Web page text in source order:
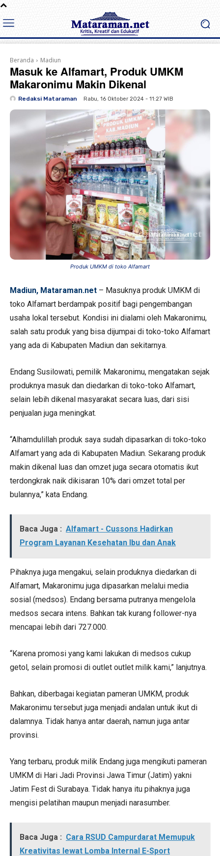
Beranda Madiun
Masuk ke Alfamart, Produk UMKM
Makaronimu Makin Dikenal
Redaksi Mataraman Rabu, 16 Oktober 2024 - 11:27 WIB
Produk UMKM di toko Alfamart
Madiun, Mataraman.net – Masuknya produk UMKM di
toko Alfamart berdampak positif bagi pengembangan
usaha lokal tersebut. Kondisi ini dialami oleh Makaronimu,
salah satu produk yang bisa dijumpai di toko-toko Alfamart
yang ada di Kabupaten Madiun dan sekitarnya.
Endang Susilowati, pemilik Makaronimu, mengatakan sejak
produknya masuk dan diedarkan di toko-toko Alfamart,
selain lebih dikenal masyarakat secara luas, dari sisi
penjualan juga meningkat.
“Alhamdulillah produk saya sudah dipasarkan di toko-toko
Alfamart yang ada di Kabupaten Madiun. Sekarang produk
makin dikenal luas dan omzet juga secara otomatis ikut
terdongkrak naik dikisaran 10% dari omzet total per
bulannya,” kata Endang.
Baca Juga : Alfamart - Cussons Hadirkan
Program Layanan Kesehatan Ibu dan Anak
Pihaknya juga mengakui, selain produknya diedarkan di
Alfamart, Makaronimu juga dipasarkan melalui media
sosial (medsos). Endang bersama putranya mengelola
medsos secara intens. Bahkan tak kurang follower-nya
mencapai lebih dari 727.000.
“Karena promosi yang kami lakukan di medsos cukup
getol, selain promosi di outlet outlet milik kami,” lanjutnya.
Bahkan, diberbagai kegiatan pameran UMKM, produk
Makaronimu tersebut juga menjadi andalan untuk ikut di
dalamnya. Tidak hanya antar daerah, namun juga antar
provinsi.
Yang terbaru, produk milik Endang juga mengikuti pameran
UMKM di Hari Jadi Provinsi Jawa Timur (Jatim) yakni
Jatim Fest di Surabaya. Tidak hanya itu pihaknya juga
mengisi pelatihan maupun menjadi narasumber.
Baca Juga : Cara RSUD Campurdarat Memupuk
Kreativitas lewat Lomba Internal E-Sport